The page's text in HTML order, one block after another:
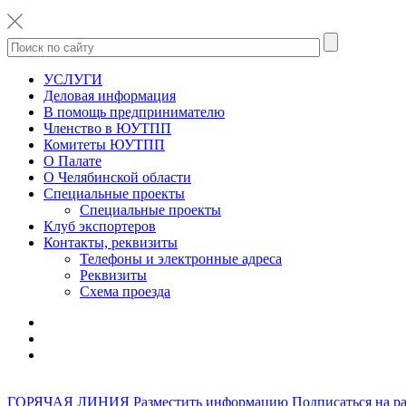
УСЛУГИ
Деловая информация
В помощь предпринимателю
Членство в ЮУТПП
Комитеты ЮУТПП
О Палате
О Челябинской области
Специальные проекты
Специальные проекты
Клуб экспортеров
Контакты, реквизиты
Телефоны и электронные адреса
Реквизиты
Схема проезда
ГОРЯЧАЯ ЛИНИЯ Разместить информацию Подписаться на